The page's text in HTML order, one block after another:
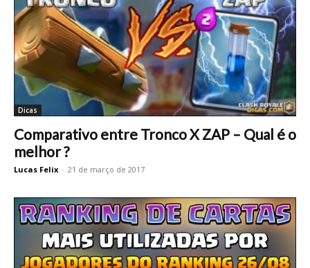
Dicas
Comparativo entre Tronco X ZAP – Qual é o
melhor ?
Lucas Felix - 21 de março de 2017